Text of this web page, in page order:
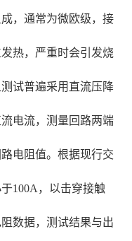
，通常为微欧级，接
热，严重时会引发烧
试普遍采用直流压降
电流，测量回路两端
电阻值。根据现行交
100A，以击穿接触
数据，测试结果与出